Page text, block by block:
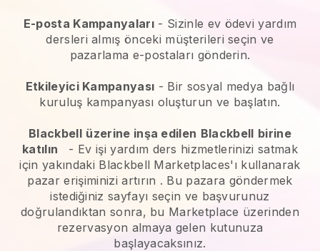
E-posta Kampanyaları - Sizinle ev ödevi yardım
dersleri almış önceki müşterileri seçin ve
pazarlama e-postaları gönderin.
Etkileyici Kampanyası - Bir sosyal medya bağlı
kuruluş kampanyası oluşturun ve başlatın.
Blackbell üzerine inşa edilen Blackbell birine
katılın
- Ev işi yardım ders hizmetlerinizi satmak
için yakındaki Blackbell Marketplaces'ı kullanarak
pazar erişiminizi artırın . Bu pazara göndermek
istediğiniz sayfayı seçin ve başvurunuz
doğrulandıktan sonra, bu Marketplace üzerinden
rezervasyon almaya gelen kutunuza
başlayacaksınız.